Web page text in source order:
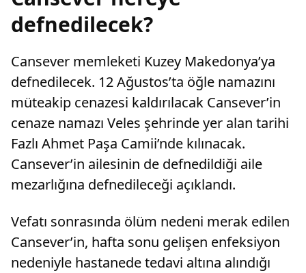
defnedilecek?
Cansever memleketi Kuzey Makedonya’ya
defnedilecek. 12 Ağustos’ta öğle namazını
müteakip cenazesi kaldırılacak Cansever’in
cenaze namazı Veles şehrinde yer alan tarihi
Fazlı Ahmet Paşa Camii’nde kılınacak.
Cansever’in ailesinin de defnedildiği aile
mezarlığına defnedileceği açıklandı.
Vefatı sonrasında ölüm nedeni merak edilen
Cansever’in, hafta sonu gelişen enfeksiyon
nedeniyle hastanede tedavi altına alındığı